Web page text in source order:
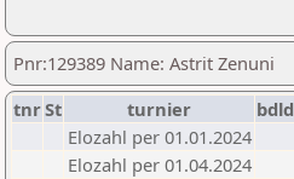
Pnr:129389 Name: Astrit Zenuni
tnrSt turnier bdld
Elozahl per 01.01.2024
Elozahl per 01.04.2024